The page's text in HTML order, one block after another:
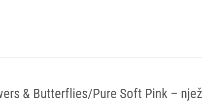
& Butterflies/Pure Soft Pink –